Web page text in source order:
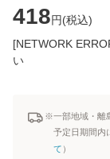
418円(税込)
[NETWORK
い
※一部地域・離
予定日期間内
て ）